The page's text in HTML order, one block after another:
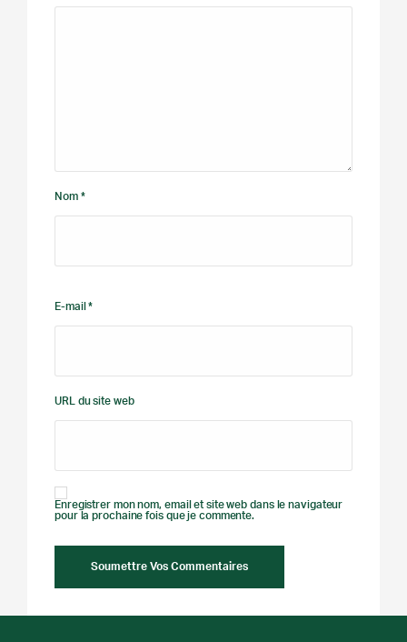
Nom *
E-mail *
URL du site web
Enregistrer mon nom, email et site web dans le navigateur
pour la prochaine fois que je commente.